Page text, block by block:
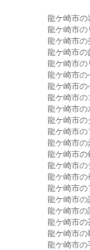
龍ケ崎市の
龍ケ崎市の
龍ケ崎市の
龍ケ崎市の
龍ケ崎市の
龍ケ崎市の
龍ケ崎市の
龍ケ崎市の
龍ケ崎市の
龍ケ崎市の
龍ケ崎市の
龍ケ崎市の
龍ケ崎市の
龍ケ崎市の
龍ケ崎市の
龍ケ崎市の
龍ケ崎市の
龍ケ崎市の
龍ケ崎市の
龍ケ崎市の
龍ケ崎市の